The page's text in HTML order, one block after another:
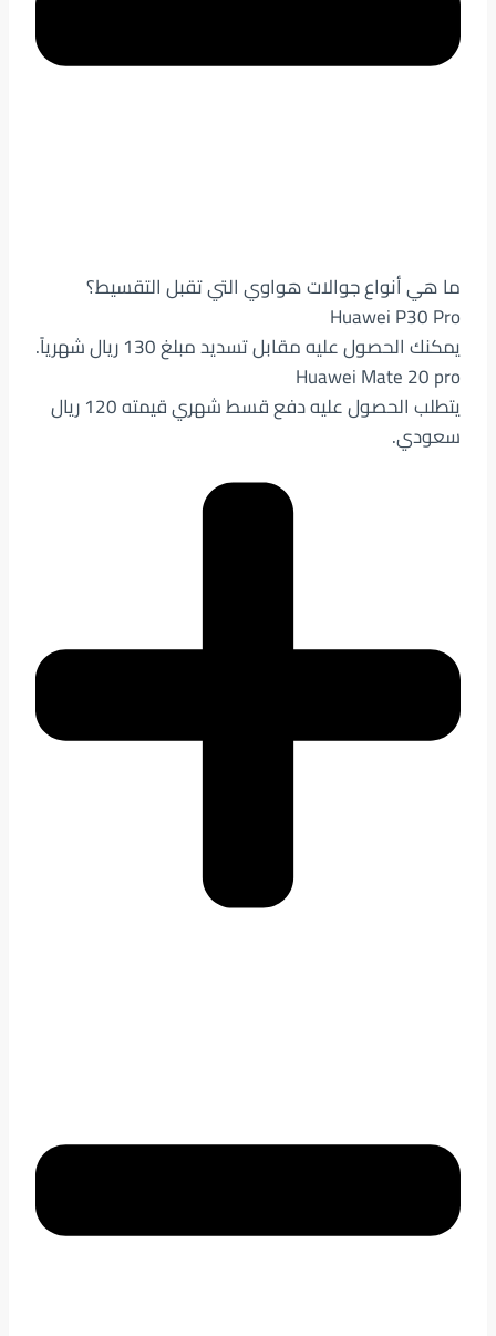
ما هي أنواع جوالات هواوي التي تقبل التقسيط؟
Huawei P30 Pro
يمكنك الحصول عليه مقابل تسديد مبلغ 130 ريال شهرياً.
Huawei Mate 20 pro
يتطلب الحصول عليه دفع قسط شهري قيمته 120 ريال
سعودي.